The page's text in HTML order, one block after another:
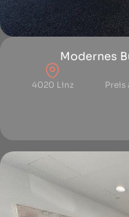
Modernes
4020 Linz Preis